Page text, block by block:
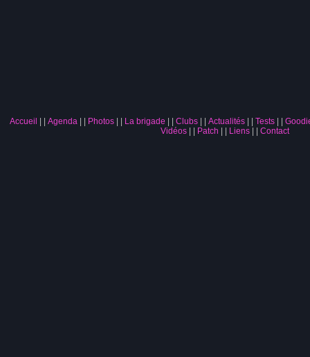
Accueil Agenda| Photos| La brigade Clubs| Actualités| Tests|
Vidéos| Patch Liens| Contact